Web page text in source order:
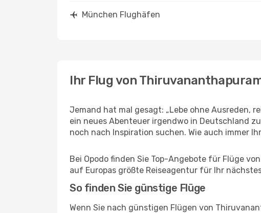
München Flughäfen
Ihr Flug von
Jemand hat mal gesagt: „Lebe ohne Ausreden,
ein neues Abenteuer irgendwo in Deutschland
noch nach Inspiration suchen. Wie auch immer
Bei Opodo finden Sie Top-Angebote für Flüge
auf Europas größte Reiseagentur für Ihr
So finden Sie günstige Flüge
Wenn Sie nach günstigen Flügen von